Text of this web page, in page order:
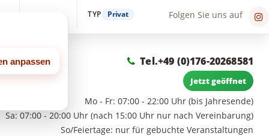
TYP Privat Folgen Sie uns auf
Tel.+49 (0)176-20268581
Jetzt geöffnet
Mo - Fr: 07:00 - 22:00 Uhr (bis Jahresende)
Sa: 07:00 - 20:00 Uhr (nach 15:00 Uhr nur nach Vereinbarung)
So/Feiertage: nur für gebuchte Veranstaltungen
anpassen